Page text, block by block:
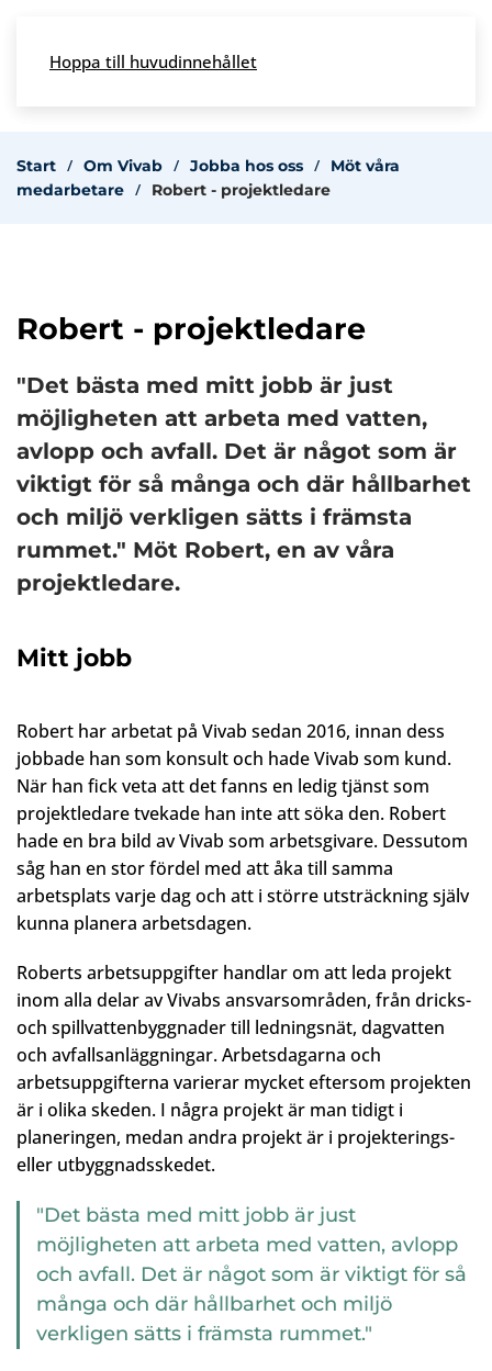
Skip to main content
Hoppa till huvudinnehållet
Start Om Vivab Jobba hos oss
Möt våra
medarbetare
Robert - projektledare
Robert - projektledare
"Det bästa med mitt jobb är just
möjligheten att arbeta med vatten,
avlopp och avfall. Det är något som är
viktigt för så många och där hållbarhet
och miljö verkligen sätts i främsta
rummet." Möt Robert, en av våra
projektledare.
Mitt jobb
Robert har arbetat på Vivab sedan 2016, innan dess
jobbade han som konsult och hade Vivab som kund.
När han fick veta att det fanns en ledig tjänst som
projektledare tvekade han inte att söka den. Robert
hade en bra bild av Vivab som arbetsgivare. Dessutom
såg han en stor fördel med att åka till samma
arbetsplats varje dag och att i större utsträckning själv
kunna planera arbetsdagen.
Roberts arbetsuppgifter handlar om att leda projekt
inom alla delar av Vivabs ansvarsområden, från dricks-
och spillvattenbyggnader till ledningsnät, dagvatten
och avfallsanläggningar. Arbetsdagarna och
arbetsuppgifterna varierar mycket eftersom projekten
är i olika skeden. I några projekt är man tidigt i
planeringen, medan andra projekt är i projekterings-
eller utbyggnadsskedet.
"Det bästa med mitt jobb är just
möjligheten att arbeta med vatten, avlopp
och avfall. Det är något som är viktigt för så
många och där hållbarhet och miljö
verkligen sätts i främsta rummet."